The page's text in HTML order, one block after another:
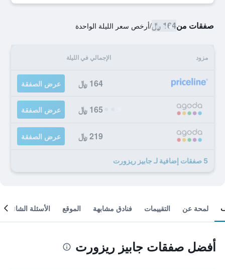
صفقات من164 ﷼ /أرخص سعر الليلة الواحدة
مزود الإجمالي في الليلة
164 ﷼ عرض الصفقة
165 ﷼ عرض الصفقة
219 ﷼ عرض الصفقة
5 صفقات إضافية لـ جابيز ريزورت
لمحة عن التقييمات فنادق مشابهة الموقع الأسئلة الشائعة
أفضل صفقات جابيز ريزورت